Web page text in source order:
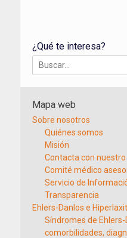
¿Qué te interesa?
Buscar:
Mapa web
Sobre nosotros
Quiénes somos
Misión
Contacta con nuestro
Comité médico
Servicio de
Transparencia
Ehlers-Danlos e
Síndromes de
comorbilidades,